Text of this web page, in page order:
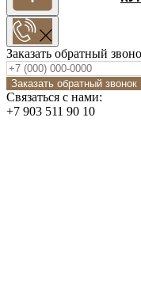
Заказать обратный
Заказать обратный звонок
Связаться с нами:
+7 903 511 90 10